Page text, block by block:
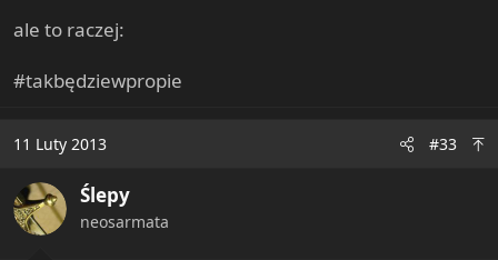
ale to raczej:
#takbędziewpropie
11 Luty 2013 #33
Ślepy
neosarmata